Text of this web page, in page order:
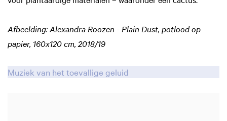
Afbeelding: Alexandra Roozen - Plain Dust, potlood op
papier, 160x120 cm, 2018/19
Muziek van het toevallige geluid